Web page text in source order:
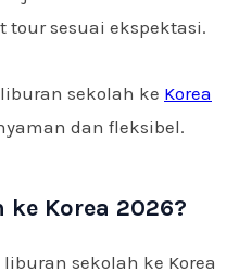
sesuai ekspektasi.
sekolah ke Korea
dan fleksibel.
Korea 2026?
sekolah ke Korea